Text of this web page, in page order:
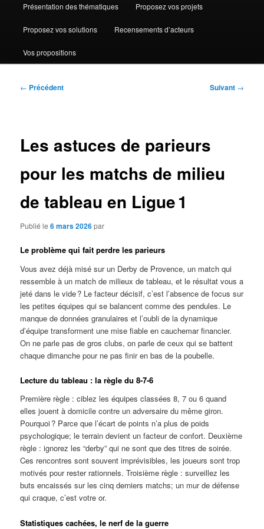
Présentation des thématiques Proposez vos projets
Proposez vos solutions Recensements d’acteurs
Vos propositions
Navigation
← Précédent Suivant →
Les astuces de parieurs
pour les matchs de milieu
de tableau en Ligue 1
Publié le6 mars 2026par
Le problème qui fait perdre les parieurs
Vous avez déjà misé sur un Derby de Provence, un match qui
ressemble à un match de milieux de tableau, et le résultat vous a
jeté dans le vide ? Le facteur décisif, c’est l’absence de focus sur
les petites équipes qui se balancent comme des pendules. Le
manque de données granulaires et l’oubli de la dynamique
d’équipe transforment une mise fiable en cauchemar financier.
On ne parle pas de gros clubs, on parle de ceux qui se battent
chaque dimanche pour ne pas finir en bas de la poubelle.
Lecture du tableau : la règle du 8‑7‑6
Première règle : ciblez les équipes classées 8, 7 ou 6 quand
elles jouent à domicile contre un adversaire du même giron.
Pourquoi ? Parce que l’écart de points n’a plus de poids
psychologique; le terrain devient un facteur de confort. Deuxième
règle : ignorez les “derby” qui ne sont que des titres de soirée.
Ces rencontres sont souvent imprévisibles, les joueurs sont trop
motivés pour rester rationnels. Troisième règle : surveillez les
buts encaissés sur les cinq derniers matchs; un mur de défense
qui craque, c’est votre or.
Statistiques cachées, le nerf de la guerre